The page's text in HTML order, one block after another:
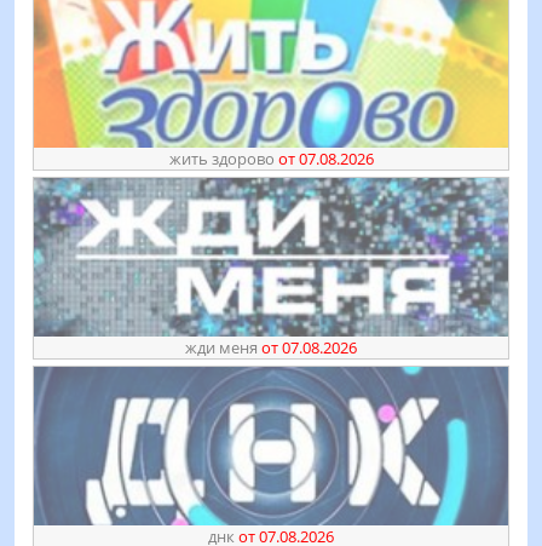
жить здорово от 07.08.2026
жди меня от 07.08.2026
днк от 07.08.2026